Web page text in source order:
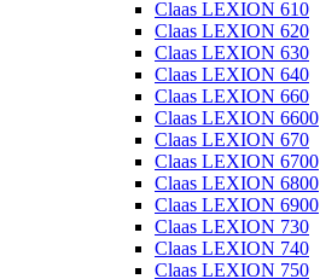
Claas LEXION 610
Claas LEXION 620
Claas LEXION 630
Claas LEXION 640
Claas LEXION 660
Claas LEXION 6600
Claas LEXION 670
Claas LEXION 6700
Claas LEXION 6800
Claas LEXION 6900
Claas LEXION 730
Claas LEXION 740
Claas LEXION 750